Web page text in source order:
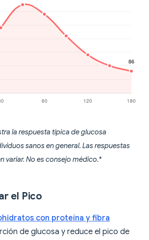
la respuesta típica de glucosa
sanos en general. Las respuestas
variar. No es consejo médico.*
el Pico
con proteína y fibra
de glucosa y reduce el pico de